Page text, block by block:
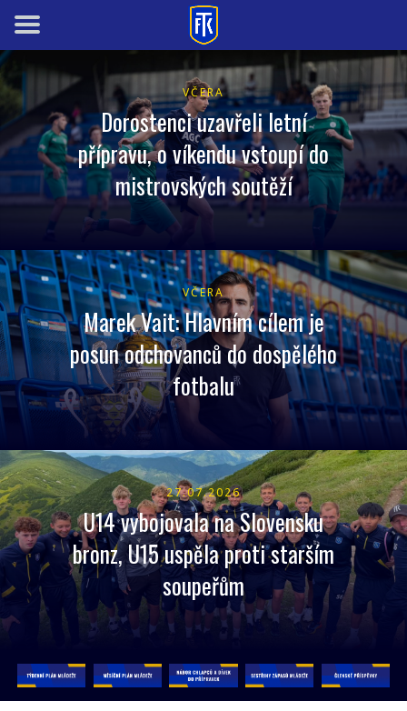
VČERA
Dorostenci uzavřeli letní
přípravu, o víkendu vstoupí do
mistrovských soutěží
VČERA
Marek Vait: Hlavním cílem je
posun odchovanců do dospělého
fotbalu
27.07.2026
U14 vybojovala na Slovensku
bronz, U15 uspěla proti starším
soupeřům